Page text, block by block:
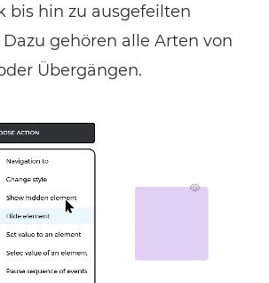
bis hin zu ausgefeilten
gehören alle Arten von
Übergängen.